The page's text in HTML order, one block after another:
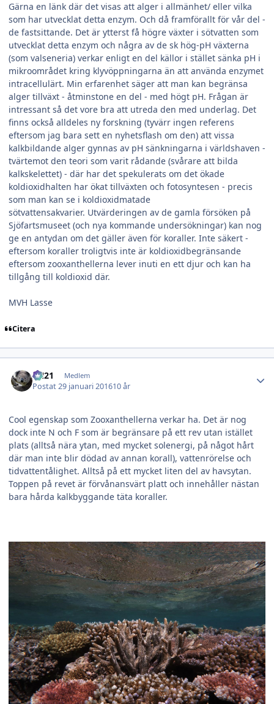
Gärna en länk där det visas att alger i allmänhet/ eller vilka
som har utvecklat detta enzym. Och då framförallt för vår del -
de fastsittande. Det är ytterst få högre växter i sötvatten som
utvecklat detta enzym och några av de sk hög-pH växterna
(som valseneria) verkar enligt en del källor i stället sänka pH i
mikroområdet kring klyvöppningarna än att använda enzymet
intracellulärt. Min erfarenhet säger att man kan begränsa
alger tillväxt - åtminstone en del - med högt pH. Frågan är
intressant så det vore bra att utreda den med underlag. Det
finns också alldeles ny forskning (tyvärr ingen referens
eftersom jag bara sett en nyhetsflash om den) att vissa
kalkbildande alger gynnas av pH sänkningarna i världshaven -
tvärtemot den teori som varit rådande (svårare att bilda
kalkskelettet) - där har det spekulerats om det ökade
koldioxidhalten har ökat tillväxten och fotosyntesen - precis
som man kan se i koldioxidmatade
sötvattensakvarier. Utvärderingen av de gamla försöken på
Sjöfartsmuseet (och nya kommande undersökningar) kan nog
ge en antydan om det gäller även för koraller. Inte säkert -
eftersom koraller troligtvis inte är koldioxidbegränsande
eftersom zooxanthellerna lever inuti en ett djur och kan ha
tillgång till koldioxid där.
MVH Lasse
Citera
LN21 Medlem
Postat29 januari 201610 år
Cool egenskap som Zooxanthellerna verkar ha. Det är nog
dock inte N och F som är begränsare på ett rev utan istället
plats (alltså nära ytan, med mycket solenergi, på något hårt
där man inte blir dödad av annan korall), vattenrörelse och
tidvattentålighet. Alltså på ett mycket liten del av havsytan.
Toppen på revet är förvånansvärt platt och innehåller nästan
bara hårda kalkbyggande täta koraller.